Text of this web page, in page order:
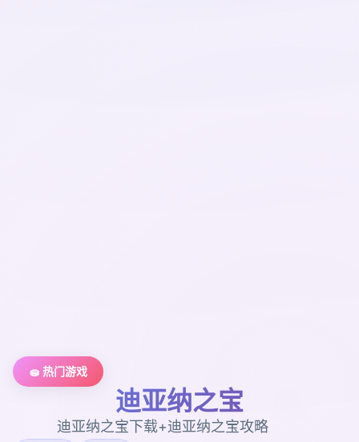
🧽 热门游戏
迪亚纳之宝
迪亚纳之宝下载+迪亚纳之宝攻略